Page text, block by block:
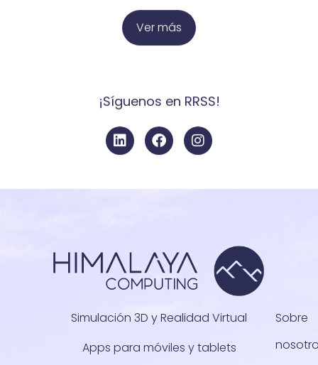
Ver más
¡Síguenos en RRSS!
Simulación 3D y Realidad Virtual
Apps para móviles y tablets
Sobre